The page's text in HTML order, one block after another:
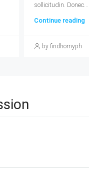
sollicitudin. Donec...
Continue reading
by findhomyph